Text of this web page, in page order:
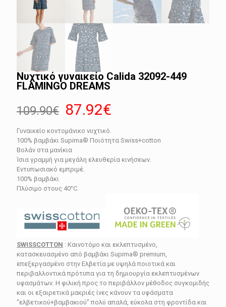
Νυχτικό γυναικείο Calida 32092-449
FLAMINGO DREAMS
109.90€ Original
price
was:
109.90€.
87.92€
τιμή
είναι:
Γυναικείο κοντομάνικο νυχτικό.
100% βαμβάκι Supima® Ποιότητα Swiss+cotton
Βολάν στα μανίκια
Ίσια γραμμή για μεγάλη ελευθερία κινήσεων.
Εντυπωσιακό εμπριμέ.
100% βαμβάκι
Πλύσιμο στους 40°C.
SWISSCOTTON : Καινοτόμο και εκλεπτυσμένο,
κατασκευασμένο από βαμβάκι Supima® premium,
επεξεργασμένο στην Ελβετία με υψηλά ποιοτικά και
περιβαλλοντικά πρότυπα για τη δημιουργία εκλεπτυσμένων
υφασμάτων. Η φιλική προς το περιβάλλον μέθοδος συγκομιδής
και οι εξαιρετικά μακριές ίνες κάνουν τα υφάσματα
“ελβετικού+βαμβακιού” πολύ απαλά, εύκολα στη φροντίδα και